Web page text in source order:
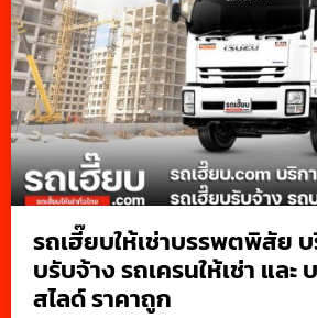
รถเฮี๊ยบให้เช่าบรรพตพิสัย
บรับจ้าง รถเครนให้เช่า และ
สไลด์ ราคาถูก